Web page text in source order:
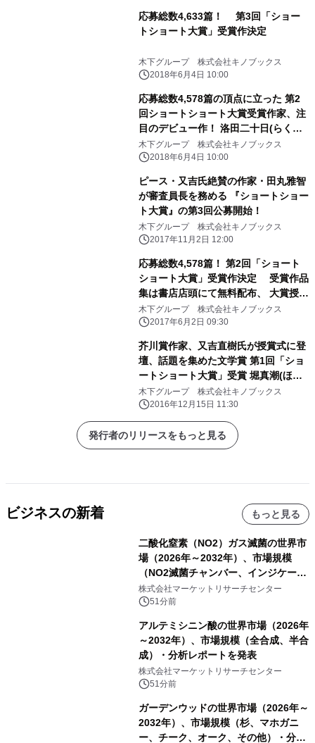
応募総数4,633篇！ 第3回「ショー
トショート大賞」受賞作決定
木下グループ 株式会社キノブックス
2018年6月4日 10:00
応募総数4,578篇の頂点に立った 第2
回ショートショート大賞受賞作家、注
目のデビュー作！ 洛田二十日(らくだ
はつか)『ずっと喪』発刊のご案内
木下グループ 株式会社キノブックス
2018年6月4日 10:00
ピース・又吉氏絶賛の作家・田丸雅智
が審査員長を務める 『ショートショー
ト大賞』の第3回公募開始！
木下グループ 株式会社キノブックス
2017年11月2日 12:00
応募総数4,578篇！ 第2回「ショート
ショート大賞」受賞作決定 受賞作品
集は書店店頭にて無料配布、 大賞授賞
者は受賞作を含む単行本を刊行予定
木下グループ 株式会社キノブックス
2017年6月2日 09:30
芥川賞作家、又吉直樹氏が授賞式に登
壇、話題を集めた文学賞 第1回「ショ
ートショート大賞」受賞 堀真潮(ほ
り・ましお)が 作品集『抱卵』で12月
15日にデビュー
木下グループ 株式会社キノブックス
2016年12月15日 11:30
発行者のリリースをもっと見る
ビジネスの新着 もっと見る
二酸化窒素（NO2）ガス滅菌の世界市
場（2026年～2032年）、市場規模
（NO2滅菌チャンバー、インジケータ
ーおよびモニタリングシステム、その
他）・分析レポートを発表
株式会社マーケットリサーチセンター
51分前
アルテミシニン酸の世界市場（2026年
～2032年）、市場規模（全合成、半合
成）・分析レポートを発表
株式会社マーケットリサーチセンター
51分前
ガーデンウッドの世界市場（2026年～
2032年）、市場規模（杉、マホガニ
ー、チーク、オーク、その他）・分析